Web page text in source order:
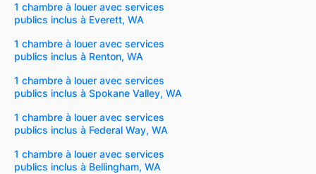
1 chambre à louer avec services
publics inclus à Everett, WA
1 chambre à louer avec services
publics inclus à Renton, WA
1 chambre à louer avec services
publics inclus à Spokane Valley, WA
1 chambre à louer avec services
publics inclus à Federal Way, WA
1 chambre à louer avec services
publics inclus à Bellingham, WA